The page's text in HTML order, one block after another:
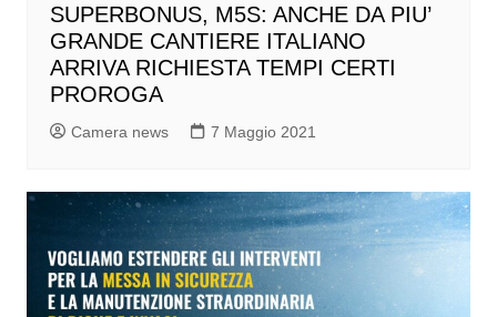
SUPERBONUS, M5S: ANCHE DA PIU’
GRANDE CANTIERE ITALIANO
ARRIVA RICHIESTA TEMPI CERTI
PROROGA
Camera news 7 Maggio 2021